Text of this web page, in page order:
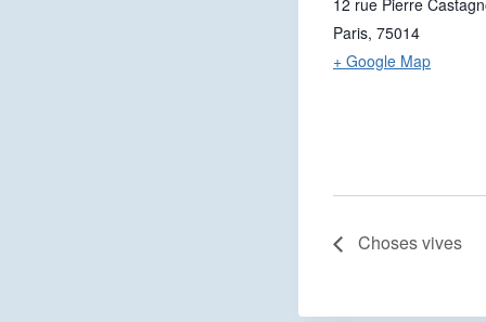
Paris, 75014
+ Google Map
Choses vives